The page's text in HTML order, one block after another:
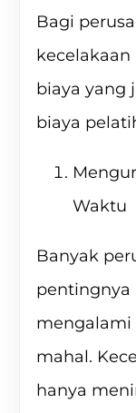
Bagi
biaya yang
biaya
Waktu
Banyak
pentingnya
mengalami
mahal.
hanya